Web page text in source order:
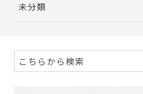
未分類